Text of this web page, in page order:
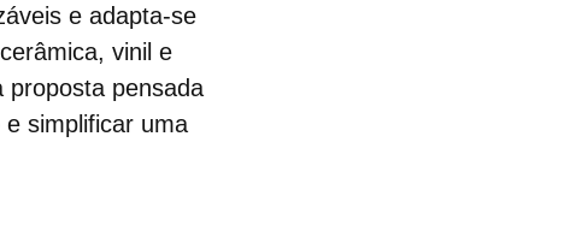
e adapta-se
vinil e
proposta pensada
simplificar uma